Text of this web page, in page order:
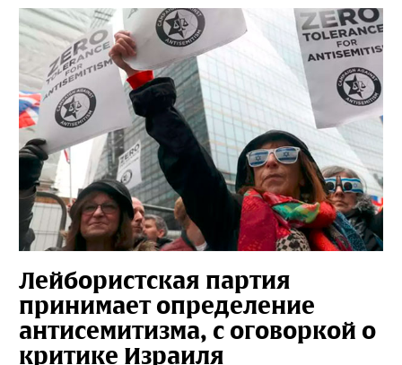
Лейбористская партия
принимает определение
антисемитизма, с оговоркой о
критике Израиля